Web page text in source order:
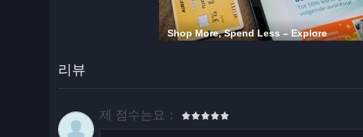
리뷰
제 점수는요：